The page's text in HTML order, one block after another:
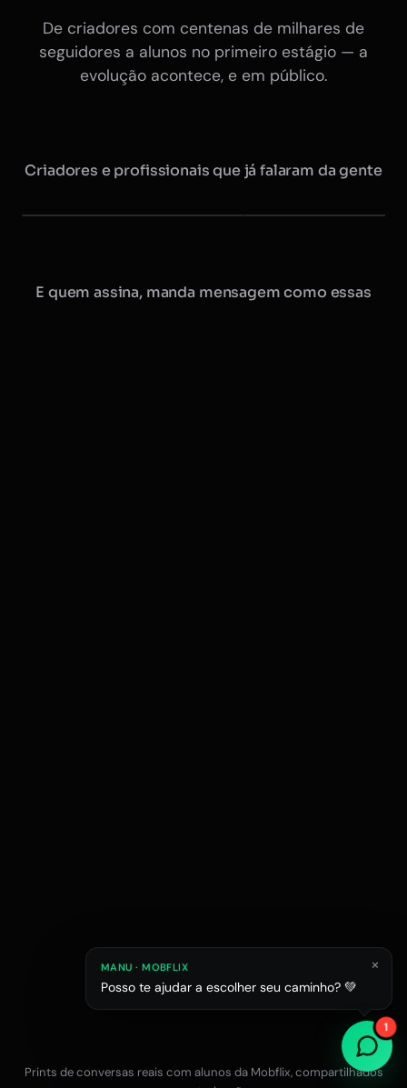
De criadores com centenas de milhares de
seguidores a alunos no primeiro estágio — a
evolução acontece, e em público.
Criadores e profissionais que já falaram da gente
Maurício @arquitretas Eduardo Nóbrega
E quem assina, manda mensagem como essas
Júlia L.
Raphael M.
Estagiário em
Prints de conversas reais com alunos da Mobflix, compartilhados
12x R$47
1
MANU · MOBFLIX
Posso te ajudar a escolher seu caminho? 💚
×
Falar com a equipe no WhatsApp